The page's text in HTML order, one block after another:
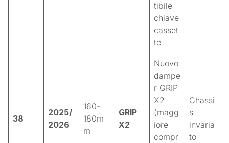
tibile
chiave
casset
te
38
2025/
2026
160-
180m
m
GRIP
X2
Nuovo
dampe
r GRIP
X2
(magg
iore
compr
Chassi
s
invaria
to